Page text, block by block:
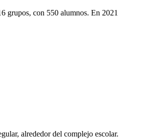
grupos, con 550 alumnos. En 2021
alrededor del complejo escolar.